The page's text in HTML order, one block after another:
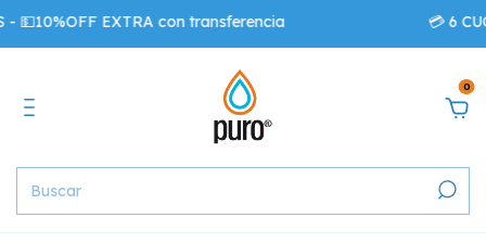
💵10%OFF EXTRA con transferencia 💳 6
0